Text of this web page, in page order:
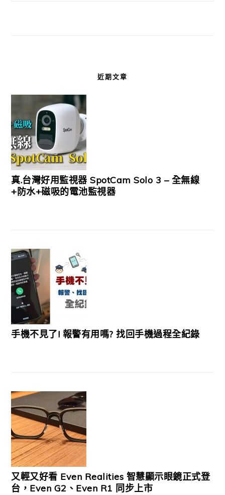
近期文章
真.台灣好用監視器 SpotCam Solo 3 – 全無線
+防水+磁吸的電池監視器
手機不見了! 報警有用嗎? 找回手機過程全紀錄
又輕又好看 Even Realities 智慧顯示眼鏡正式登
台，Even G2、Even R1 同步上市